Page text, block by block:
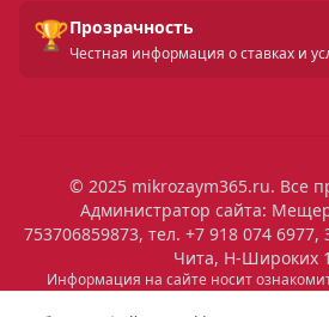
🏆Прозрачность
Честная информация о ставках и
© 2025 mikrozaym365.ru. Все
Администратор сайта:
753706859873, тел. +7 918 074 6977,
Чита, Н-Широких
Информация на сайте носит
является публичной офертой. Все